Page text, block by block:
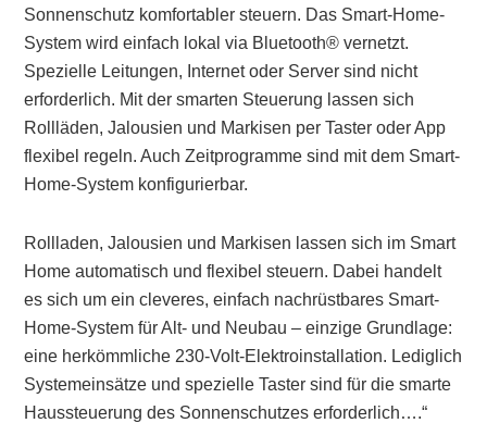
Sonnenschutz komfortabler steuern. Das Smart-Home-
System wird einfach lokal via Bluetooth® vernetzt.
Spezielle Leitungen, Internet oder Server sind nicht
erforderlich. Mit der smarten Steuerung lassen sich
Rollläden, Jalousien und Markisen per Taster oder App
flexibel regeln. Auch Zeitprogramme sind mit dem Smart-
Home-System konfigurierbar.
Rollladen, Jalousien und Markisen lassen sich im Smart
Home automatisch und flexibel steuern. Dabei handelt
es sich um ein cleveres, einfach nachrüstbares Smart-
Home-System für Alt- und Neubau – einzige Grundlage:
eine herkömmliche 230-Volt-Elektroinstallation. Lediglich
Systemeinsätze und spezielle Taster sind für die smarte
Haussteuerung des Sonnenschutzes erforderlich….“